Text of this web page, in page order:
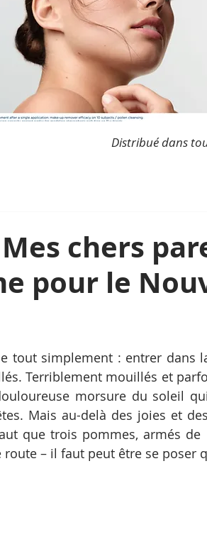
Distribué dans
chers
pour le
tout simplement : entrer dans
Terriblement mouillés et
morsure du soleil
Mais au-delà des joies et
que trois pommes, armés
– il faut peut être se poser